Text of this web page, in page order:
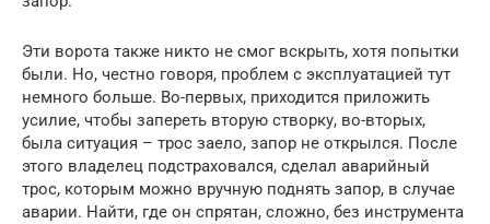
Эти ворота также никто не смог вскрыть, хотя попытки
были. Но, честно говоря, проблем с эксплуатацией тут
немного больше. Во-первых, приходится приложить
усилие, чтобы запереть вторую створку, во-вторых,
была ситуация – трос заело, запор не открылся. После
этого владелец подстраховался, сделал аварийный
трос, которым можно вручную поднять запор, в случае
аварии. Найти, где он спрятан, сложно, без инструмента